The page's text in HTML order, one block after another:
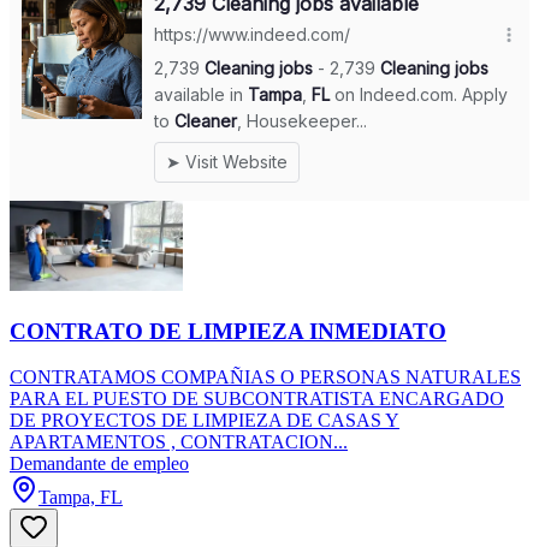
CONTRATO DE LIMPIEZA INMEDIATO
CONTRATAMOS COMPAÑIAS O PERSONAS NATURALES
PARA EL PUESTO DE SUBCONTRATISTA ENCARGADO
DE PROYECTOS DE LIMPIEZA DE CASAS Y
APARTAMENTOS , CONTRATACION...
Demandante de empleo
Tampa, FL